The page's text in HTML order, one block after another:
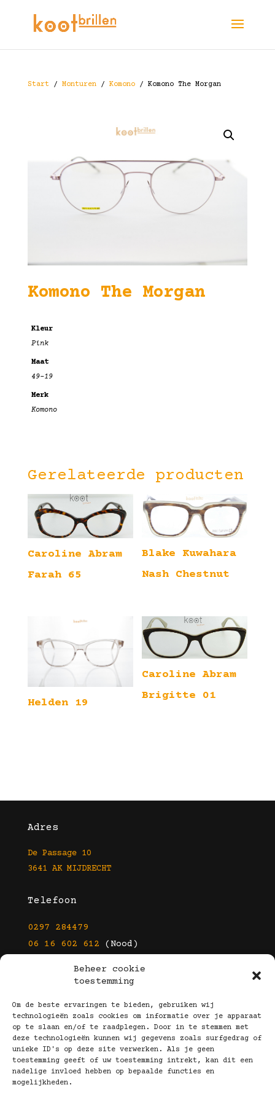
Beheer cookie
toestemming
Om de beste ervaringen te bieden, gebruiken wij
technologieën zoals cookies om informatie over je apparaat
op te slaan en/of te raadplegen. Door in te stemmen met
deze technologieën kunnen wij gegevens zoals surfgedrag of
unieke ID's op deze site verwerken. Als je geen
toestemming geeft of uw toestemming intrekt, kan dit een
nadelige invloed hebben op bepaalde functies en
mogelijkheden.
Start/ Monturen/ Komono/ Komono The Morgan
Komono The Morgan
Kleur
Pink
Maat
49-19
Merk
Komono
Gerelateerde producten
Caroline Abram
Farah 65
Blake Kuwahara
Nash Chestnut
Helden 19
Caroline Abram
Brigitte 01
Adres
De Passage 10
3641 AK MIJDRECHT
Telefoon
0297 284479
06 16 602 612 (Nood)
info@kootbrillen.nl
Volg Ons!